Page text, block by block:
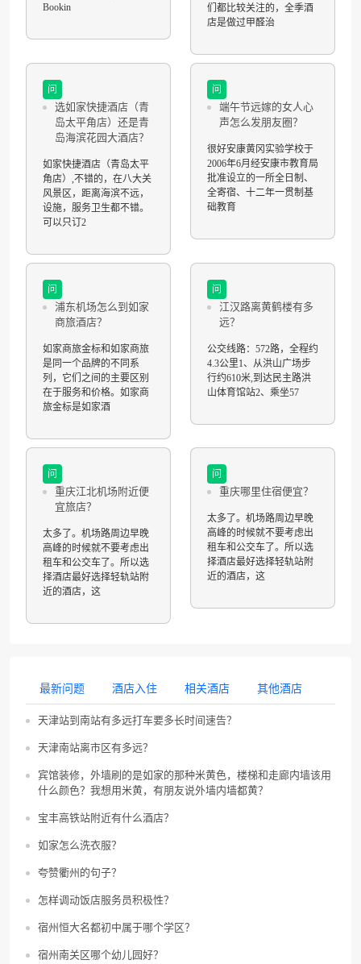
Bookin
们都比较关注的，全季酒
店是做过甲醛治
问
选如家快捷酒店（青
岛太平角店）还是青
岛海滨花园大酒店？
如家快捷酒店（青岛太平
角店）,不错的，在八大关
风景区，距离海滨不远，
设施，服务卫生都不错。
可以只订2
问
端午节远嫁的女人心
声怎么发朋友圈？
很好安康黄冈实验学校于
2006年6月经安康市教育局
批准设立的一所全日制、
全寄宿、十二年一贯制基
础教育
问
浦东机场怎么到如家
商旅酒店？
如家商旅金标和如家商旅
是同一个品牌的不同系
列，它们之间的主要区别
在于服务和价格。如家商
旅金标是如家酒
问
江汉路离黄鹤楼有多
远？
公交线路：572路，全程约
4.3公里1、从洪山广场步
行约610米,到达民主路洪
山体育馆站2、乘坐57
问
重庆江北机场附近便
宜旅店？
太多了。机场路周边早晚
高峰的时候就不要考虑出
租车和公交车了。所以选
择酒店最好选择轻轨站附
近的酒店，这
问
重庆哪里住宿便宜？
太多了。机场路周边早晚
高峰的时候就不要考虑出
租车和公交车了。所以选
择酒店最好选择轻轨站附
近的酒店，这
最新问题 酒店入住 相关酒店 其他酒店
天津站到南站有多远打车要多长时间速告？
天津南站离市区有多远？
宾馆装修，外墙刷的是如家的那种米黄色，楼梯和走廊内墙该用
什么颜色？我想用米黄，有朋友说外墙内墙都黄？
宝丰高铁站附近有什么酒店？
如家怎么洗衣服？
夸赞衢州的句子？
怎样调动饭店服务员积极性？
宿州恒大名都初中属于哪个学区？
宿州南关区哪个幼儿园好？